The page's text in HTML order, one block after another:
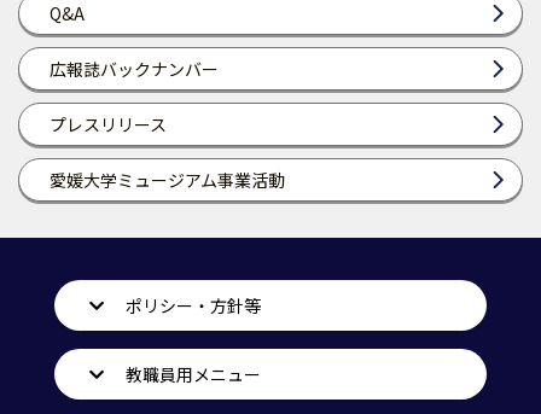
Q&A
広報誌バックナンバー
プレスリリース
愛媛大学ミュージアム事業活動
ポリシー・方針等
教職員用メニュー